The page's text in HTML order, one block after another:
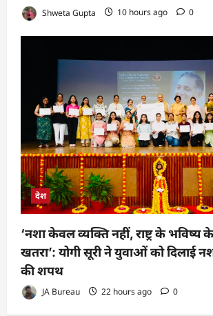
Shweta Gupta 10 hours ago 0
देश
‘नशा केवल व्यक्ति नहीं, राष्ट्र के भविष्य
खतरा’: योगी सूरी ने युवाओं को दिलाई
की शपथ
JA Bureau 22 hours ago 0